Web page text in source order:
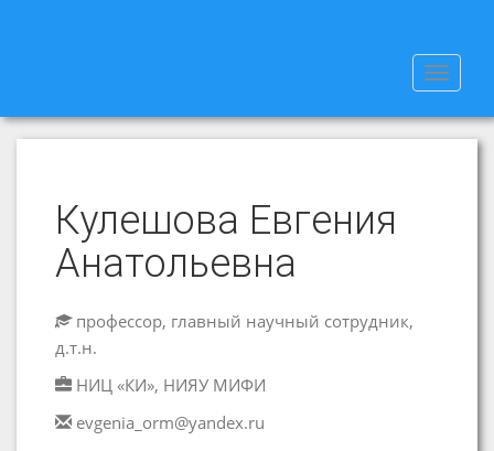
Toggle
Кулешова Евгения
Анатольевна
профессор, главный научный сотрудник,
д.т.н.
НИЦ «КИ», НИЯУ МИФИ
evgenia_orm@yandex.ru